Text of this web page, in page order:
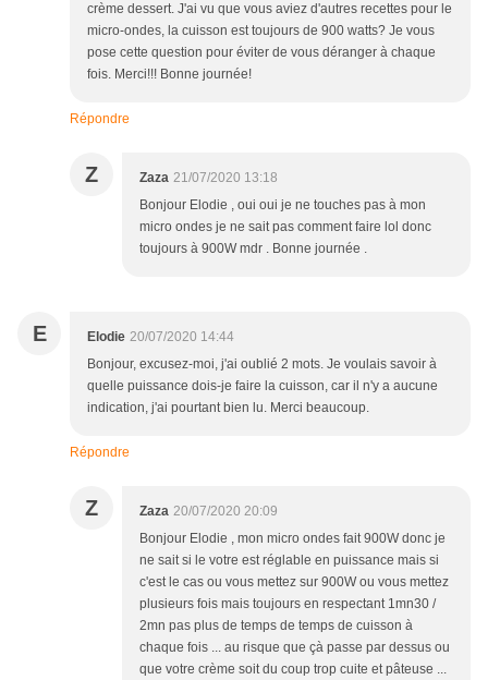
crème dessert. J'ai vu que vous aviez d'autres recettes pour le
micro-ondes, la cuisson est toujours de 900 watts? Je vous
pose cette question pour éviter de vous déranger à chaque
fois. Merci!!! Bonne journée!
Répondre
Z Zaza 21/07/2020 13:18
Bonjour Elodie , oui oui je ne touches pas à mon
micro ondes je ne sait pas comment faire lol donc
toujours à 900W mdr . Bonne journée .
E Elodie 20/07/2020 14:44
Bonjour, excusez-moi, j'ai oublié 2 mots. Je voulais savoir à
quelle puissance dois-je faire la cuisson, car il n'y a aucune
indication, j'ai pourtant bien lu. Merci beaucoup.
Répondre
Z Zaza 20/07/2020 20:09
Bonjour Elodie , mon micro ondes fait 900W donc je
ne sait si le votre est réglable en puissance mais si
c'est le cas ou vous mettez sur 900W ou vous mettez
plusieurs fois mais toujours en respectant 1mn30 /
2mn pas plus de temps de temps de cuisson à
chaque fois ... au risque que çà passe par dessus ou
que votre crème soit du coup trop cuite et pâteuse ...